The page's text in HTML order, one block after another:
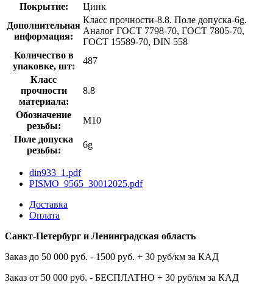
Покрытие:
Цинк
Дополнительная
информация:
Класс прочности-8.8. Поле допуска-6g.
Аналог ГОСТ 7798-70, ГОСТ 7805-70,
ГОСТ 15589-70, DIN 558
Количество в
упаковке, шт:
487
Класс
прочности
материала:
8.8
Обозначение
резьбы:
М10
Поле допуска
резьбы:
6g
din933_1.pdf
PISMO_9565_30012025.pdf
Доставка
Оплата
Санкт-Петербург и Ленинградская область
Заказ до 50 000 руб. - 1500 руб. + 30 руб/км за КАД
Заказ от 50 000 руб. - БЕСПЛАТНО + 30 руб/км за КАД